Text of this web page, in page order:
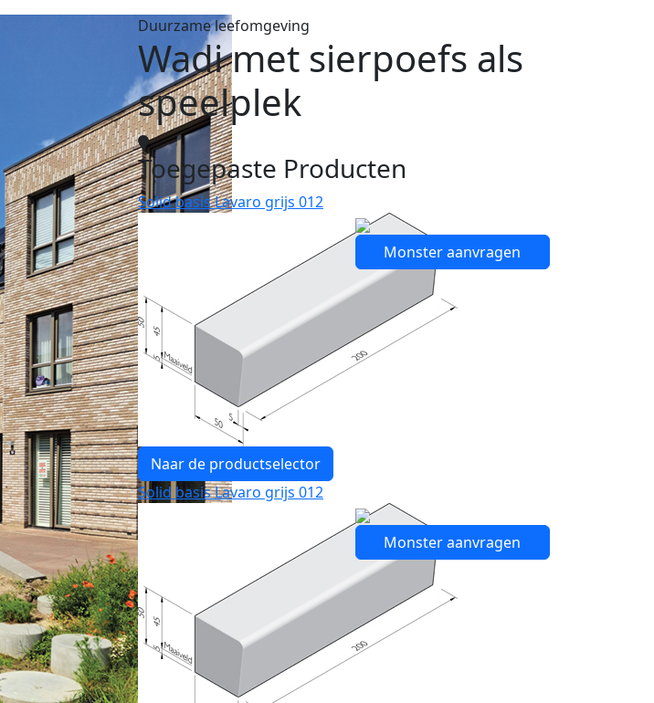
Duurzame leefomgeving
Wadi met sierpoefs als
speelplek
Toegepaste Producten
Solid basis Lavaro grijs 012
Naar de productselector
Monster aanvragen
Solid basis Lavaro grijs 012
Monster aanvragen